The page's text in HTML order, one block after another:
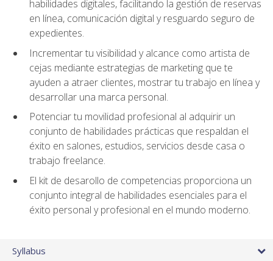
habilidades digitales, facilitando la gestión de reservas
en línea, comunicación digital y resguardo seguro de
expedientes.
Incrementar tu visibilidad y alcance como artista de
cejas mediante estrategias de marketing que te
ayuden a atraer clientes, mostrar tu trabajo en línea y
desarrollar una marca personal.
Potenciar tu movilidad profesional al adquirir un
conjunto de habilidades prácticas que respaldan el
éxito en salones, estudios, servicios desde casa o
trabajo freelance.
El kit de desarollo de competencias proporciona un
conjunto integral de habilidades esenciales para el
éxito personal y profesional en el mundo moderno.
Syllabus